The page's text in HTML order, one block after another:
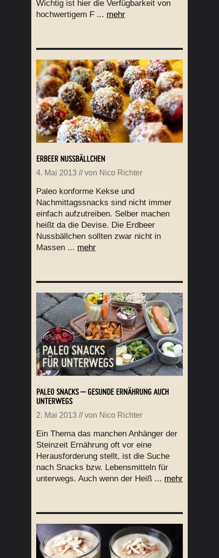
Wichtig ist hier die Verfügbarkeit von
hochwertigem F ... mehr
ERBEER NUSSBÄLLCHEN
4. Mai 2013 // von Nico Richter
Paleo konforme Kekse und
Nachmittagssnacks sind nicht immer
einfach aufzutreiben. Selber machen
heißt da die Devise. Die Erdbeer
Nussbällchen sollten zwar nicht in
Massen ... mehr
PALEO SNACKS – GESUNDE ERNÄHRUNG AUCH
UNTERWEGS
2. Mai 2013 // von Nico Richter
Ein Thema das manchen Anhänger der
Steinzeit Ernährung oft vor eine
Herausforderung stellt, ist die Suche
nach Snacks bzw. Lebensmitteln für
unterwegs. Auch wenn der Heiß ... mehr